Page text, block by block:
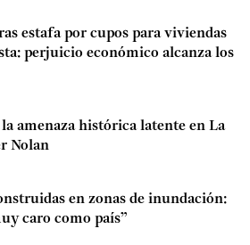
estafa por cupos para viviendas
perjuicio económico alcanza los
amenaza histórica latente en La
Nolan
en zonas de inundación:
caro como país”